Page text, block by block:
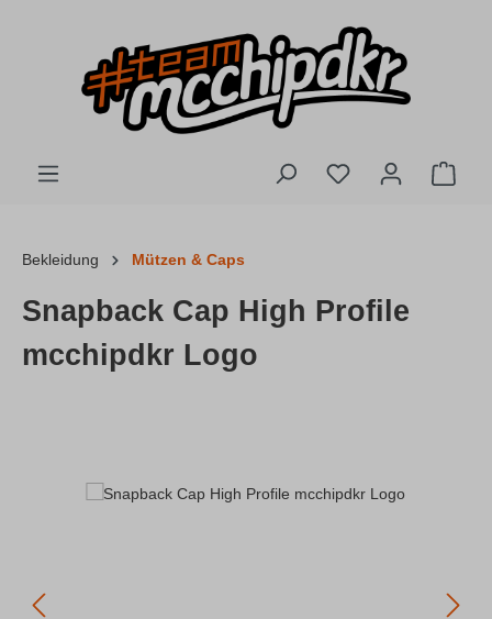
Du hast 0
Bekleidung Mützen & Caps
Snapback Cap High Profile
mcchipdkr Logo